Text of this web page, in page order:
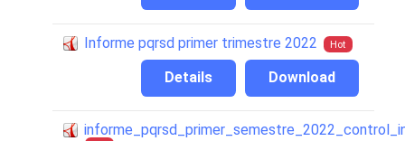
Informe pqrsd primer trimestre 2022 Hot
Download
Details